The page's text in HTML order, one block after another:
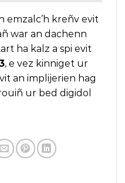
emzalc’h kreñv evit
war an dachenn
ha kalz a spi evit
, e vez kinniget ur
an implijerien hag
ur bed digidol